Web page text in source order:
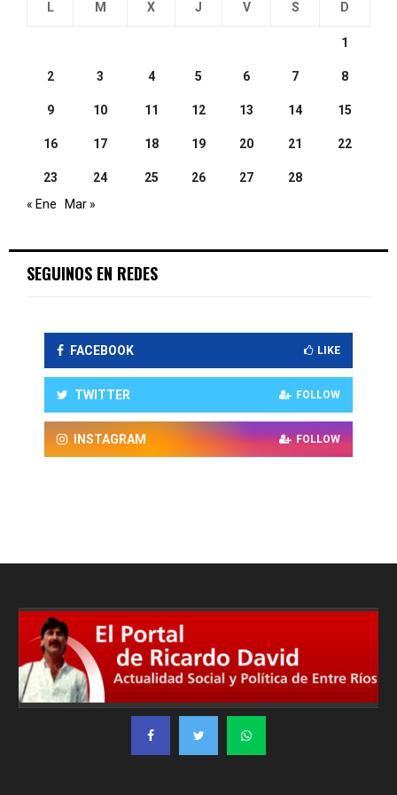
L M X J V S D
1
2 3 4 5 6 7 8
9 10 11 12 13 14 15
16 17 18 19 20 21 22
23 24 25 26 27
28
« Ene
Mar »
SEGUINOS EN REDES
FACEBOOK LIKE
TWITTER FOLLOW
INSTAGRAM FOLLOW